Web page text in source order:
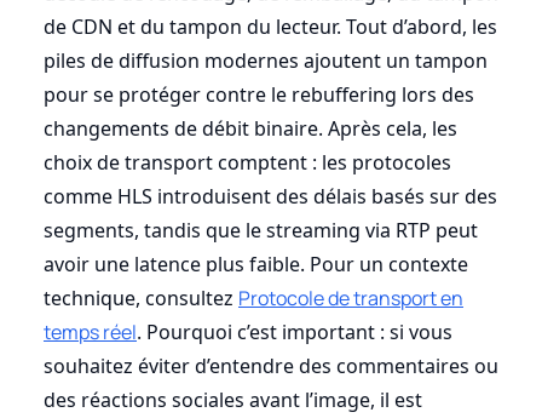
de CDN et du tampon du lecteur. Tout d’abord, les
piles de diffusion modernes ajoutent un tampon
pour se protéger contre le rebuffering lors des
changements de débit binaire. Après cela, les
choix de transport comptent : les protocoles
comme HLS introduisent des délais basés sur des
segments, tandis que le streaming via RTP peut
avoir une latence plus faible. Pour un contexte
technique, consultez Protocole de transport en
temps réel. Pourquoi c’est important : si vous
souhaitez éviter d’entendre des commentaires ou
des réactions sociales avant l’image, il est